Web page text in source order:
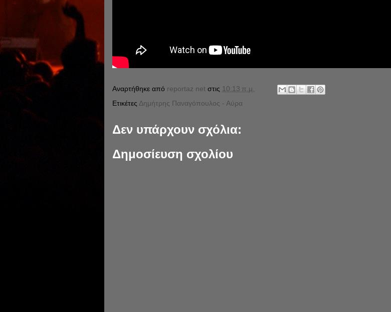
Αναρτήθηκε από reportaz net στις 10:13 π.μ.
Ετικέτες Δημήτρης Παναγόπουλος - Αύρα
Δεν υπάρχουν σχόλια:
Δημοσίευση σχολίου